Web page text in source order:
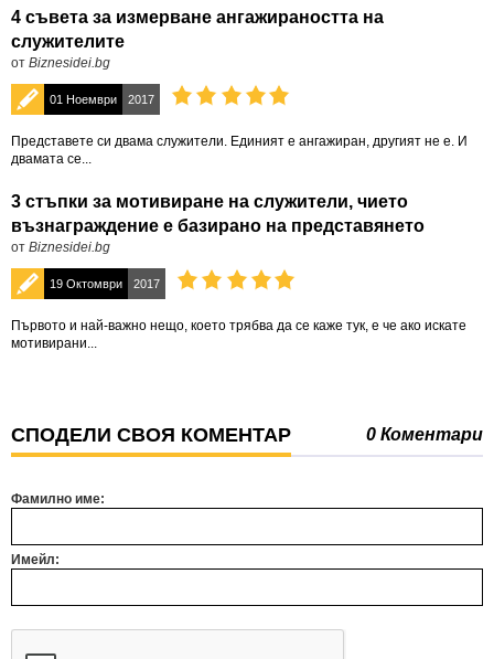
4 съвета за измерване ангажираността на
служителите
от Biznesidei.bg
01 Ноември 2017
Представете си двама служители. Единият е ангажиран, другият не е. И
двамата се...
3 стъпки за мотивиране на служители, чието
възнаграждение е базирано на представянето
от Biznesidei.bg
19 Октомври 2017
Първото и най-важно нещо, което трябва да се каже тук, е че ако искате
мотивирани...
СПОДЕЛИ СВОЯ КОМЕНТАР 0 Коментари
Фамилно име:
Имейл: